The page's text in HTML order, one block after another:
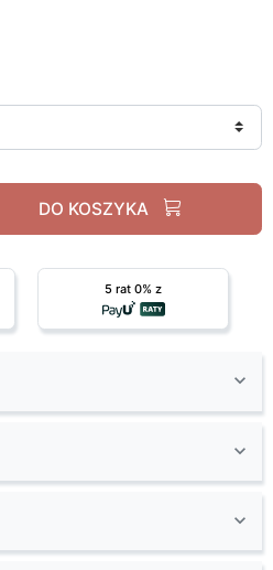
DO KOSZYKA
5 rat 0% z